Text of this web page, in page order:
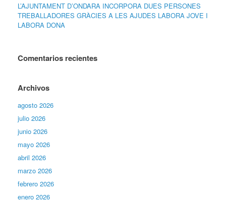
L’AJUNTAMENT D’ONDARA INCORPORA DUES PERSONES
TREBALLADORES GRÀCIES A LES AJUDES LABORA JOVE I
LABORA DONA
Comentarios recientes
Archivos
agosto 2026
julio 2026
junio 2026
mayo 2026
abril 2026
marzo 2026
febrero 2026
enero 2026